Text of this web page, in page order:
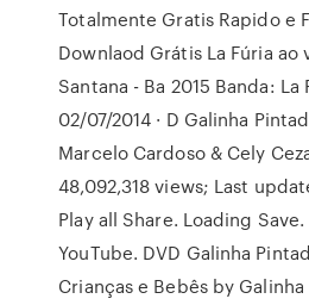
Totalmente Gratis Rapido e
Downlaod Grátis La Fúria ao
Santana - Ba 2015 Banda: La
02/07/2014 · D Galinha
Marcelo Cardoso & Cely
48,092,318 views; Last
Play all Share. Loading
YouTube. DVD Galinha
Crianças e Bebês by